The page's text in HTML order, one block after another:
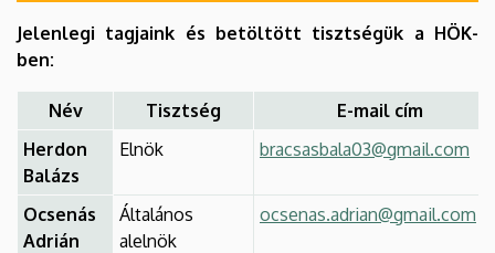
Jelenlegi tagjaink és betöltött tisztségük a HÖK-
ben:
Név Tisztség
E-mail cím
Herdon
Balázs
Elnök bracsasbala03@gmail.com
Ocsenás
Adrián
Általános
alelnök
ocsenas.adrian@gmail.com